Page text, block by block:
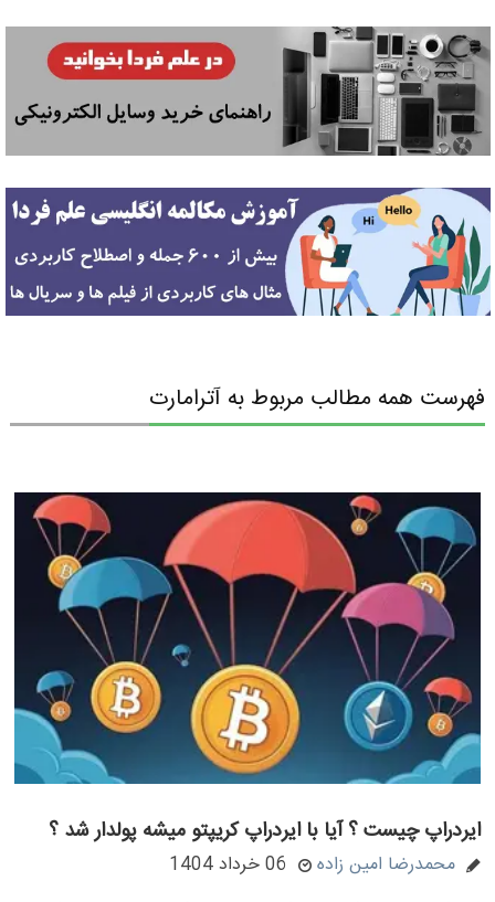
فهرست همه مطالب مربوط به آترامارت
ایردراپ چیست ؟ آیا با ایردراپ کریپتو میشه پولدار شد ؟
محمدرضا امین زاده 06 خرداد 1404